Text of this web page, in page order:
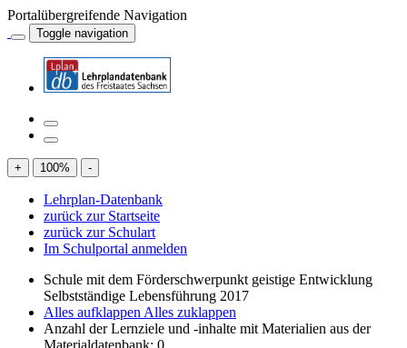
Portalübergreifende Navigation
Toggle navigation
+ 100% -
Lehrplan-Datenbank
zurück zur Startseite
zurück zur Schulart
Im Schulportal anmelden
Schule mit dem Förderschwerpunkt geistige Entwicklung
Selbstständige Lebensführung 2017
Alles aufklappen Alles zuklappen
Anzahl der Lernziele und -inhalte mit Materialien aus der
Materialdatenbank: 0